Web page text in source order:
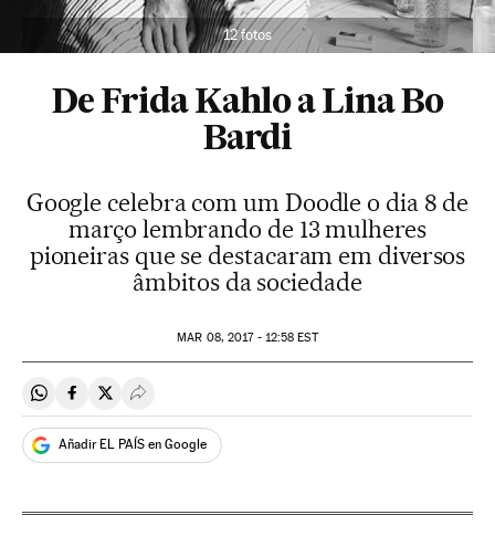
12 fotos
De Frida Kahlo a Lina Bo
Bardi
Google celebra com um Doodle o dia 8 de
março lembrando de 13 mulheres
pioneiras que se destacaram em diversos
âmbitos da sociedade
MAR 08, 2017 - 12:58 EST
Compartir en Whatsapp
Compartir en Facebook
Compartir en Twitter
Desplegar Redes Sociales
Añadir EL PAÍS en Google